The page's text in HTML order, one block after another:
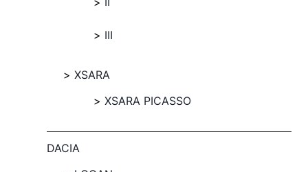
III
XSARA
XSARA PICASSO
DACIA